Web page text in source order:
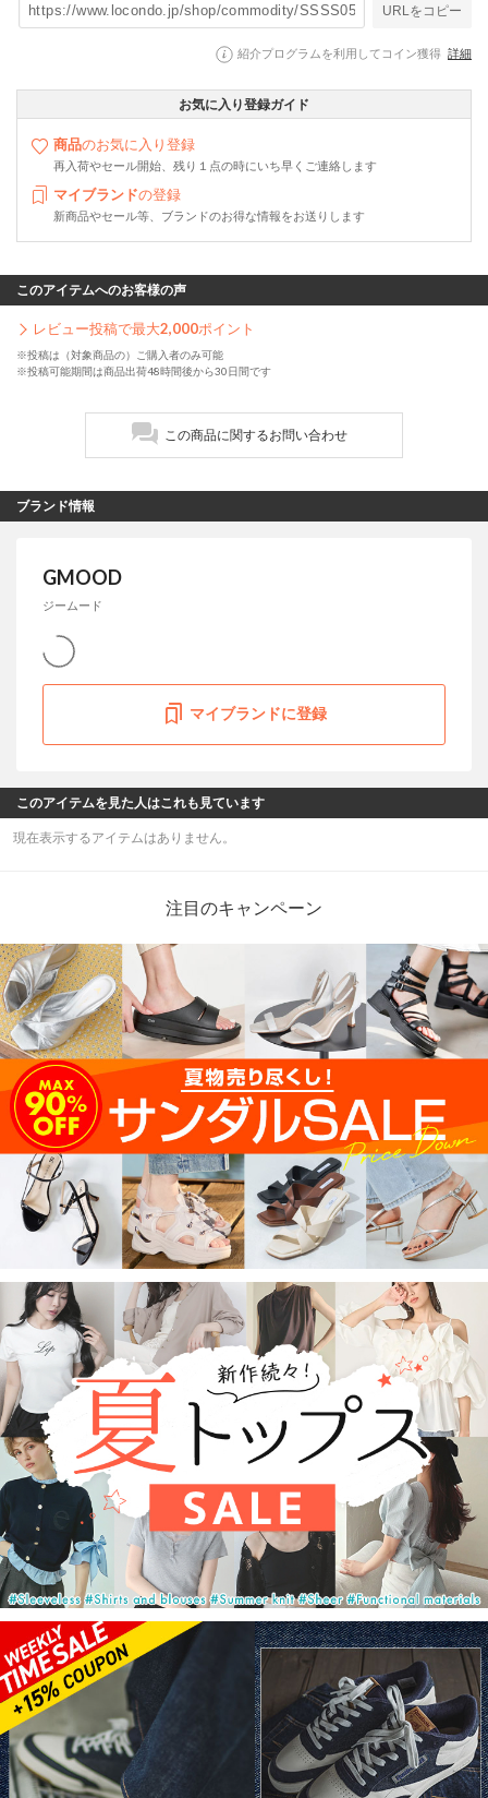
URLをコピー
紹介プログラムを利用してコイン獲得 詳細
お気に入り登録ガイド
商品のお気に入り登録
再入荷やセール開始、残り１点の時にいち早くご連絡します
マイブランドの登録
新商品やセール等、ブランドのお得な情報をお送りします
このアイテムへのお客様の声
レビュー投稿で最大2,000ポイント
※投稿は（対象商品の）ご購入者のみ可能
※投稿可能期間は商品出荷48時間後から30日間です
この商品に関するお問い合わせ
ブランド情報
GMOOD
ジームード
マイブランドに登録
このアイテムを見た人はこれも見ています
現在表示するアイテムはありません。
注目のキャンペーン